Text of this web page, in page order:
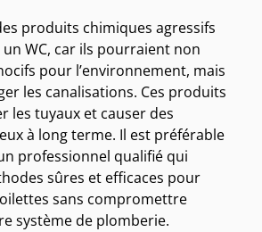
produits chimiques agressifs
WC, car ils pourraient non
pour l’environnement, mais
les canalisations. Ces produits
les tuyaux et causer des
à long terme. Il est préférable
professionnel qualifié qui
sûres et efficaces pour
sans compromettre
système de plomberie.